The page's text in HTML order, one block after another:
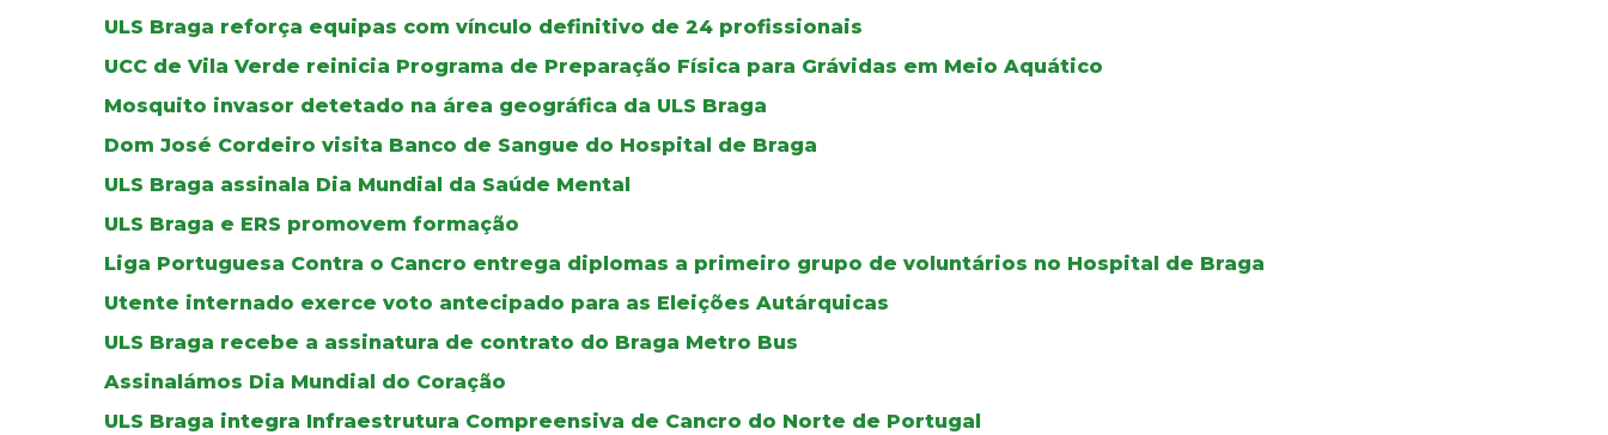
ULS Braga reforça equipas com vínculo definitivo de 24 profissionais
UCC de Vila Verde reinicia Programa de Preparação Física para Grávidas em Meio Aquático
Mosquito invasor detetado na área geográfica da ULS Braga
Dom José Cordeiro visita Banco de Sangue do Hospital de Braga
ULS Braga assinala Dia Mundial da Saúde Mental
ULS Braga e ERS promovem formação
Liga Portuguesa Contra o Cancro entrega diplomas a primeiro grupo de voluntários no Hospital de Braga
Utente internado exerce voto antecipado para as Eleições Autárquicas
ULS Braga recebe a assinatura de contrato do Braga Metro Bus
Assinalámos Dia Mundial do Coração
ULS Braga integra Infraestrutura Compreensiva de Cancro do Norte de Portugal